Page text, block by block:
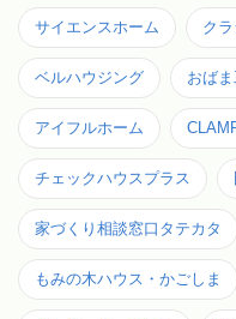
サイエンスホーム ク
ベルハウジング おば
アイフルホーム
チェックハウスプラス
家づくり相談窓口タテカタ
もみの木ハウス・かごしま